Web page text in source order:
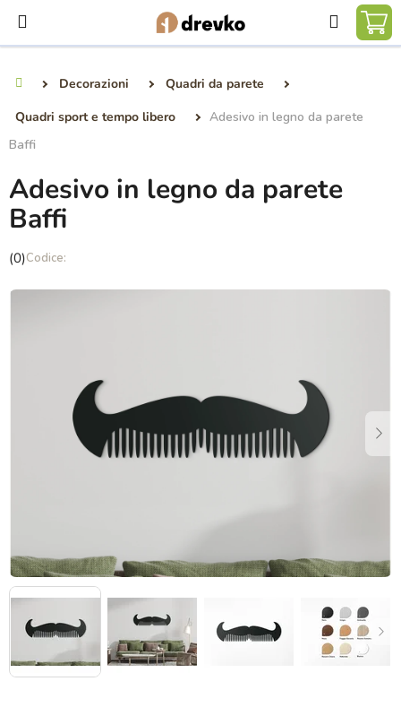
contenuto
Ricerca
Decorazioni
Quadri da parete
Quadri sport e tempo libero
Adesivo in legno da parete
Baffi
Adesivo in legno da parete
Baffi
La
media
(0)